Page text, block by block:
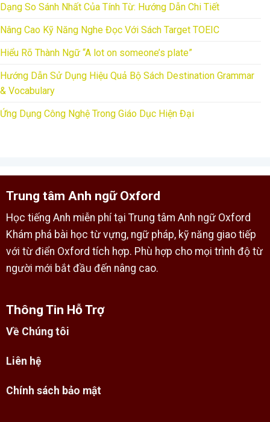
Dạng So Sánh Nhất Của Tính Từ: Hướng Dẫn Chi Tiết
Nâng Cao Kỹ Năng Nghe Đọc Với Sách Target TOEIC
Hiểu Rõ Thành Ngữ “A lot on someone’s plate”
Hướng Dẫn Sử Dụng Hiệu Quả Bộ Sách Destination Grammar
& Vocabulary
Ứng Dụng Công Nghệ Trong Giáo Dục Hiện Đại
Trung tâm Anh ngữ Oxford
Học tiếng Anh miễn phí tại Trung tâm Anh ngữ Oxford
Khám phá bài học từ vựng, ngữ pháp, kỹ năng giao tiếp
với từ điển Oxford tích hợp. Phù hợp cho mọi trình độ từ
người mới bắt đầu đến nâng cao.
Thông Tin Hỗ Trợ
Về Chúng tôi
Liên hệ
Chính sách bảo mật